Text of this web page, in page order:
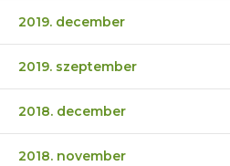
2019. december
2019. szeptember
2018. december
2018. november